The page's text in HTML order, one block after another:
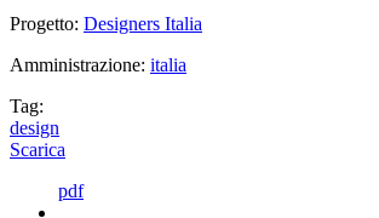
Progetto: Designers Italia
Amministrazione: italia
Tag:
design
Scarica
pdf